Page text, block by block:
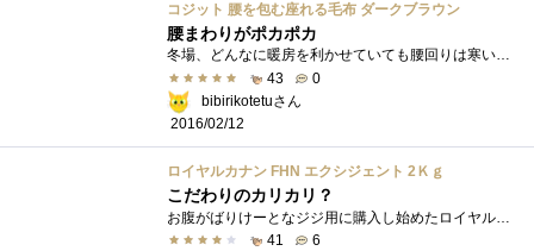
コジット 腰を包む座れる毛布 ダークブラウン
腰まわりがポカポカ
冬場、どんなに暖房を利かせていても腰回りは寒い感覚があり、なかなか暖まらないこともしばしば たとえ座椅子に座りコタツに入っていても腰...
43
0
bibirikotetuさん
2016/02/12
ロイヤルカナン FHN エクシジェント 2Ｋｇ
こだわりのカリカリ？
41
6